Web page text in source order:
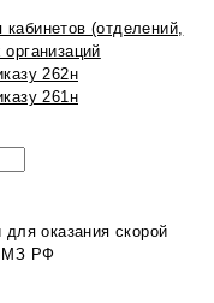
(отделений,
262н
261н
оказания скорой
МЗ РФ